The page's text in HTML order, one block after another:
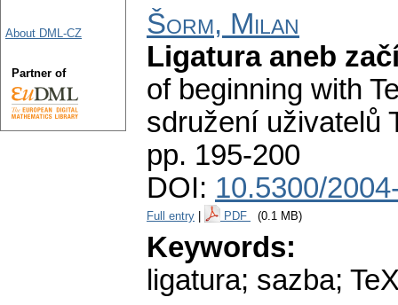
Šorm, Milan
Ligatura aneb
of beginning with
sdružení uživatelů
pp. 195-200
DOI: 10.5300/
Full entry PDF (0.1 MB)
Keywords:
ligatura; sazba;
About DML-CZ
Partner of